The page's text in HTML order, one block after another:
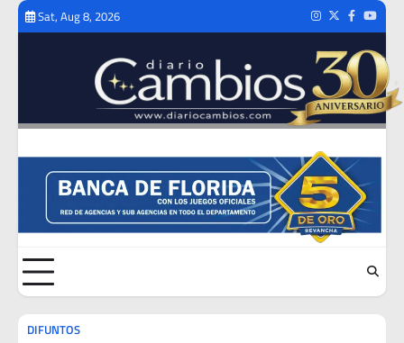
Skip
Sat, Aug 8, 2026 Instagram
TwitterFacebook
DIFUNTOS